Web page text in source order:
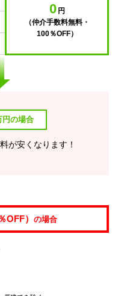
0 円
（仲介手数料無料・
100％OFF）
円の場合
が安くなります！
OFF） の場合